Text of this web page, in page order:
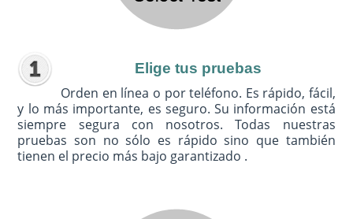
Elige tus pruebas
Orden en línea o por teléfono. Es rápido, fácil,
y lo más importante, es seguro. Su información está
siempre segura con nosotros. Todas nuestras
pruebas son no sólo es rápido sino que también
tienen el precio más bajo garantizado .